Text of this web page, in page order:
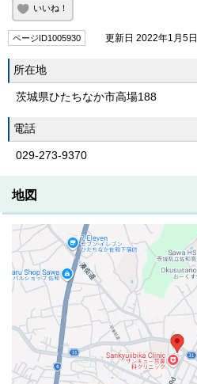
いいね！
ページID1005930 更新日 2022年1月5日
所在地
茨城県ひたちなか市高場188
電話
029-273-9370
地図